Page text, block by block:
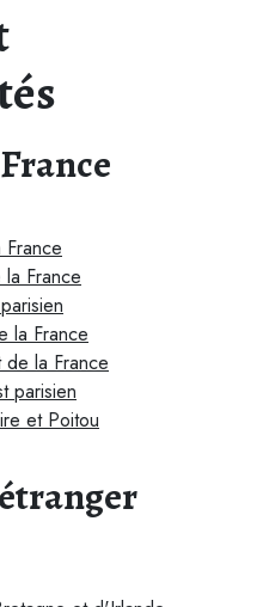
France
la France
la France
parisien
et Poitou